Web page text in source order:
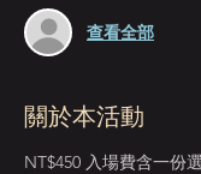
查看全部
關於本活動
NT$450 入場費含一份